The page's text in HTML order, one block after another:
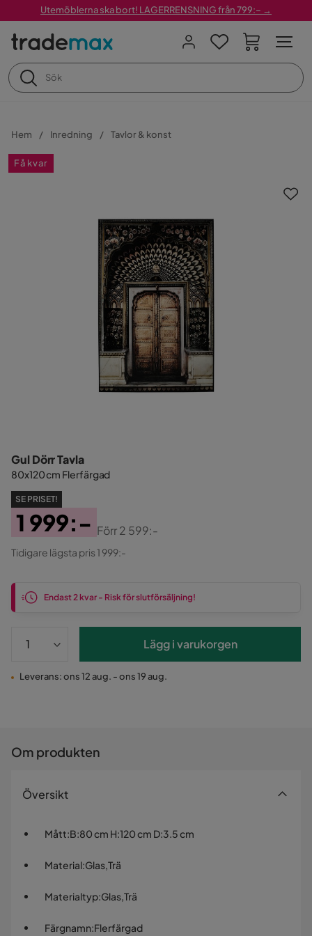
Utemöblerna ska bort! LAGERRENSNING från 799:– →
Hem Inredning Tavlor & konst
Få kvar
Gul Dörr Tavla
80x120 cm Flerfärgad
SE PRISET!
Pris
1 999:-
Original
Pris
Förr2 599:-
Tidigare lägsta pris 1 999:-
Endast 2 kvar - Risk för slutförsäljning!
Lägg i varukorgen
Leverans: ons 12 aug. - ons 19 aug.
Om produkten
Översikt
Mått:B:80 cm H:120 cm D:3.5 cm
Material:Glas,Trä
Materialtyp:Glas,Trä
Färgnamn:Flerfärgad